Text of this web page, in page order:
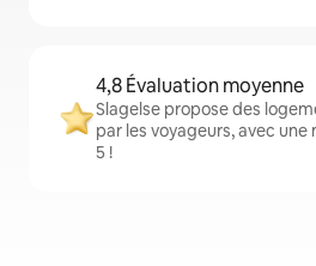
4,8 Évaluation moyenne
Slagelse propose des
par les voyageurs, avec une
5 !